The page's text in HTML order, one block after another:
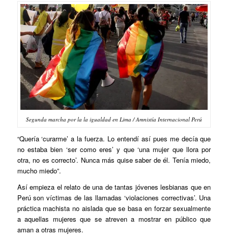
Segunda marcha por la la igualdad en Lima / Amnistía Internacional Perú
“Quería ‘curarme’ a la fuerza. Lo entendí así pues me decía que
no estaba bien ‘ser como eres’ y que ‘una mujer que llora por
otra, no es correcto’. Nunca más quise saber de él. Tenía miedo,
mucho miedo”.
Así empieza el relato de una de tantas jóvenes lesbianas que en
Perú son víctimas de las llamadas ‘violaciones correctivas’. Una
práctica machista no aislada que se basa en forzar sexualmente
a aquellas mujeres que se atreven a mostrar en público que
aman a otras mujeres.